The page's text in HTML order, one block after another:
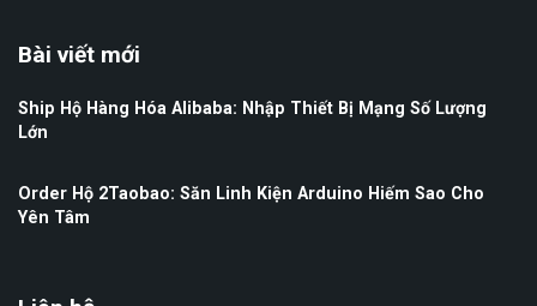
Bài viết mới
Ship Hộ Hàng Hóa Alibaba: Nhập Thiết Bị Mạng Số Lượng
Lớn
Order Hộ 2Taobao: Săn Linh Kiện Arduino Hiếm Sao Cho
Yên Tâm